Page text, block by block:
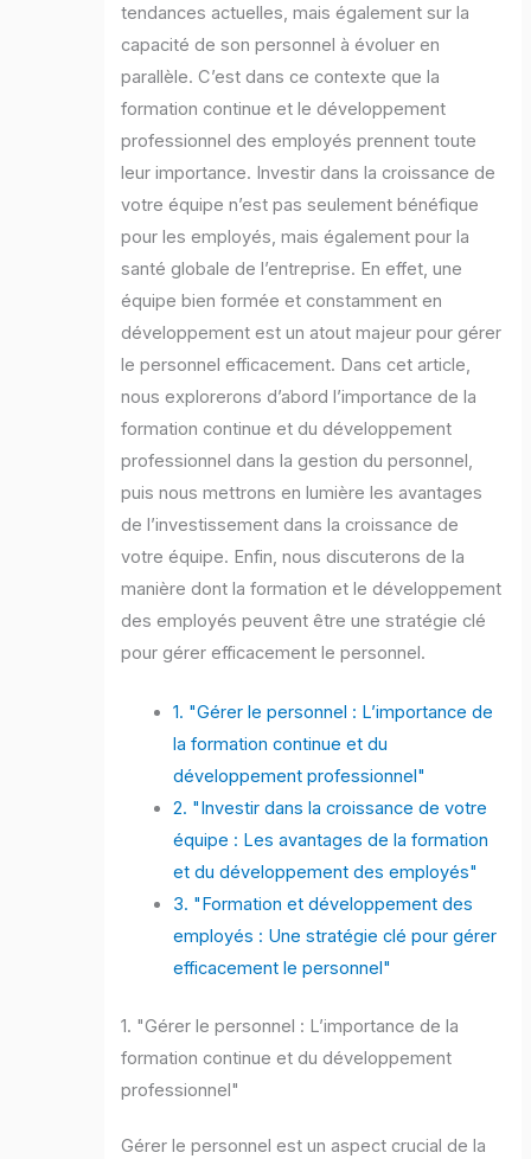
tendances actuelles, mais également sur la
capacité de son personnel à évoluer en
parallèle. C’est dans ce contexte que la
formation continue et le développement
professionnel des employés prennent toute
leur importance. Investir dans la croissance de
votre équipe n’est pas seulement bénéfique
pour les employés, mais également pour la
santé globale de l’entreprise. En effet, une
équipe bien formée et constamment en
développement est un atout majeur pour gérer
le personnel efficacement. Dans cet article,
nous explorerons d’abord l’importance de la
formation continue et du développement
professionnel dans la gestion du personnel,
puis nous mettrons en lumière les avantages
de l’investissement dans la croissance de
votre équipe. Enfin, nous discuterons de la
manière dont la formation et le développement
des employés peuvent être une stratégie clé
pour gérer efficacement le personnel.
1. "Gérer le personnel : L’importance de
la formation continue et du
développement professionnel"
2. "Investir dans la croissance de votre
équipe : Les avantages de la formation
et du développement des employés"
3. "Formation et développement des
employés : Une stratégie clé pour gérer
efficacement le personnel"
1. "Gérer le personnel : L’importance de la
formation continue et du développement
professionnel"
Gérer le personnel est un aspect crucial de la